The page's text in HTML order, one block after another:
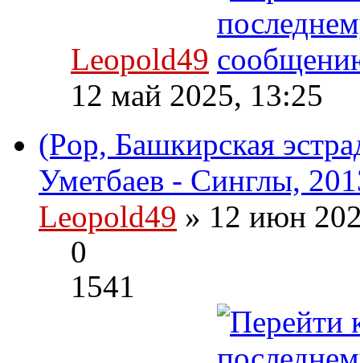
Leopold49
12 май 2025, 13:25
(Pop, Башкирская
Уметбаев - Синглы,
Leopold49 » 12 июн
0
1541